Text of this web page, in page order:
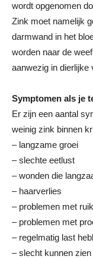
wordt opgenomen
Zink moet namelijk
darmwand in het
worden naar de
aanwezig in dierlijke
Symptomen als je
Er zijn een aantal
weinig zink binnen
– langzame groei
– slechte eetlust
– wonden die
– haarverlies
– problemen met
– problemen met
– regelmatig last
– slecht kunnen